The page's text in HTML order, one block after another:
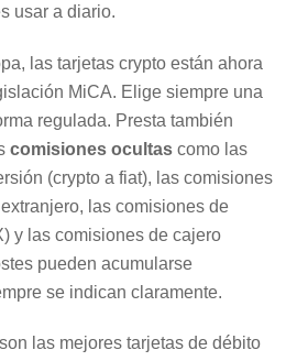
usar a diario.
las tarjetas crypto están ahora
MiCA. Elige siempre una
regulada. Presta también
comisiones ocultas como las
(crypto a fiat), las comisiones
las comisiones de
y las comisiones de cajero
pueden acumularse
se indican claramente.
las mejores tarjetas de débito